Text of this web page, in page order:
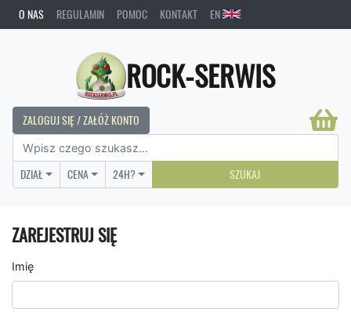
O NAS REGULAMIN POMOC KONTAKT EN
ROCK-SERWIS
ZALOGUJ SIĘ / ZAŁÓŻ KONTO
DZIAŁ CENA 24H? SZUKAJ
ZAREJESTRUJ SIĘ
Imię